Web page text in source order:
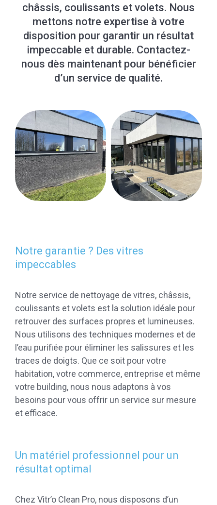
châssis, coulissants et volets. Nous
mettons notre expertise à votre
disposition pour garantir un résultat
impeccable et durable. Contactez-
nous dès maintenant pour bénéficier
d’un service de qualité.
Notre garantie ? Des vitres
impeccables
Notre service de nettoyage de vitres, châssis,
coulissants et volets est la solution idéale pour
retrouver des surfaces propres et lumineuses.
Nous utilisons des techniques modernes et de
l’eau purifiée pour éliminer les salissures et les
traces de doigts. Que ce soit pour votre
habitation, votre commerce, entreprise et même
votre building, nous nous adaptons à vos
besoins pour vous offrir un service sur mesure
et efficace.
Un matériel professionnel pour un
résultat optimal
Chez Vitr’o Clean Pro, nous disposons d’un